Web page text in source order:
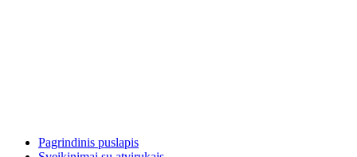
Pagrindinis puslapis